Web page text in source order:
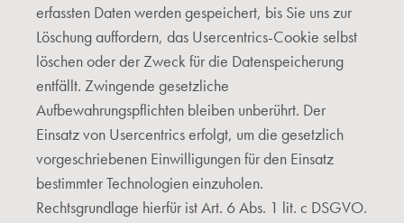
erfassten Daten werden gespeichert, bis Sie uns zur
Löschung auffordern, das Usercentrics-Cookie selbst
löschen oder der Zweck für die Datenspeicherung
entfällt. Zwingende gesetzliche
Aufbewahrungspflichten bleiben unberührt. Der
Einsatz von Usercentrics erfolgt, um die gesetzlich
vorgeschriebenen Einwilligungen für den Einsatz
bestimmter Technologien einzuholen.
Rechtsgrundlage hierfür ist Art. 6 Abs. 1 lit. c DSGVO.